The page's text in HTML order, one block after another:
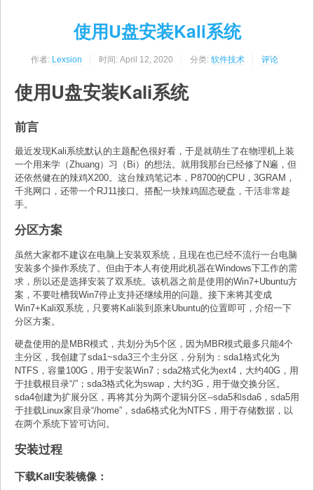
使用U盘安装Kali系统
作者: Lexsion 时间: April 12, 2020 分类: 软件技术 评论
使用U盘安装Kali系统
前言
最近发现Kali系统默认的主题配色很好看，于是就萌生了在物理机上装
一个用来学（Zhuang）习（Bi）的想法。就用我那台已经修了N遍，但
还依然健在的辣鸡X200。这台辣鸡笔记本，P8700的CPU，3GRAM，
千兆网口，还带一个RJ11接口。搭配一块辣鸡固态硬盘，干活非常趁
手。
分区方案
虽然大家都不建议在电脑上安装双系统，且现在也已经不流行一台电脑
安装多个操作系统了。但由于本人有使用此机器在Windows下工作的需
求，所以还是选择安装了双系统。该机器之前是使用的Win7+Ubuntu方
案，不要吐槽我Win7停止支持还继续用的问题。接下来将其变成
Win7+Kali双系统，只要将Kali装到原来Ubuntu的位置即可，介绍一下
分区方案。
硬盘使用的是MBR模式，共划分为5个区，因为MBR模式最多只能4个
主分区，我创建了sda1~sda3三个主分区，分别为：sda1格式化为
NTFS，容量100G，用于安装Win7；sda2格式化为ext4，大约40G，用
于挂载根目录“/”；sda3格式化为swap，大约3G，用于做交换分区。
sda4创建为扩展分区，再将其分为两个逻辑分区--sda5和sda6，sda5用
于挂载Linux家目录“/home”，sda6格式化为NTFS，用于存储数据，以
在两个系统下皆可访问。
安装过程
下载Kali安装镜像：